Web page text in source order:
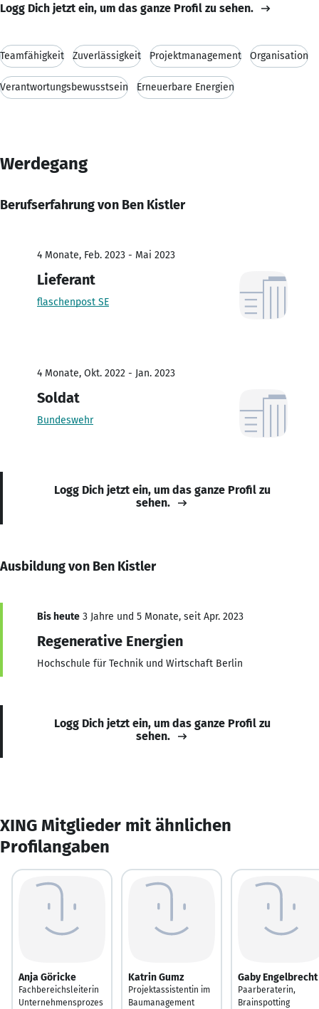
Logg Dich jetzt ein, um das ganze Profil zu sehen.
Teamfähigkeit Zuverlässigkeit Projektmanagement Organisation
Verantwortungsbewusstsein Erneuerbare Energien
Werdegang
Berufserfahrung von Ben Kistler
4 Monate, Feb. 2023 - Mai 2023
Lieferant
flaschenpost SE
4 Monate, Okt. 2022 - Jan. 2023
Soldat
Bundeswehr
Logg Dich jetzt ein, um das ganze Profil zu
sehen.
Ausbildung von Ben Kistler
Bis heute 3 Jahre und 5 Monate, seit Apr. 2023
Regenerative Energien
Hochschule für Technik und Wirtschaft Berlin
Logg Dich jetzt ein, um das ganze Profil zu
sehen.
XING Mitglieder mit ähnlichen
Profilangaben
Anja Göricke
Fachbereichsleiterin
Unternehmensprozes
Katrin Gumz
Projektassistentin im
Baumanagement
Gaby Engelbrecht
Paarberaterin,
Brainspotting